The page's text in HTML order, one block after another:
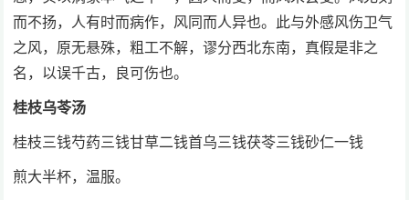
而不扬，人有时而病作，风同而人异也。此与外感风伤卫气
之风，原无悬殊，粗工不解，谬分西北东南，真假是非之
名，以误千古，良可伤也。
桂枝乌苓汤
桂枝三钱芍药三钱甘草二钱首乌三钱茯苓三钱砂仁一钱
煎大半杯，温服。